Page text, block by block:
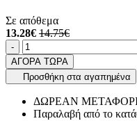
Σε απόθεμα
13.28€ 14.75€
Ποσότητα
-product.increase.quantity
ΑΓΟΡΑ ΤΩΡΑ
Προσθήκη στα αγαπημένα
ΔΩΡΕΑΝ
Παραλαβή από το